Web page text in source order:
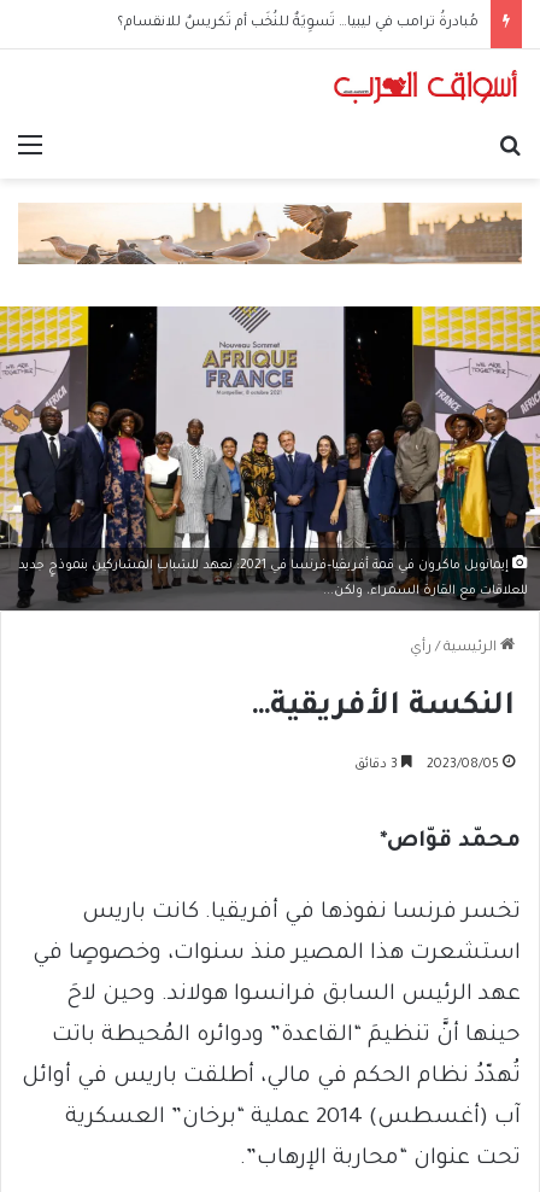
مُبادرةُ ترامب في ليبيا… تَسوِيَةٌ للنُخَب أم تَكريسٌ للانقسام؟
إيمانويل ماكرون في قمة أفريقيا–فرنسا في 2021: تعهد للشباب المشاركين بنموذجٍ جديد
للعلاقات مع القارة السمراء، ولكن...
الرئيسية / رأي
النكسة الأفريقية…
2023/08/05
محمّد قوّاص*
تخسر فرنسا نفوذها في أفريقيا. كانت باريس
استشعرت هذا المصير منذ سنوات، وخصوصٍا في
عهد الرئيس السابق فرانسوا هولاند. وحين لاحَ
حينها أنَّ تنظيمَ “القاعدة” ودوائره المُحيطة باتت
تُهدّدُ نظام الحكم في مالي، أطلقت باريس في أوائل
آب (أغسطس) 2014 عملية “برخان” العسكرية
تحت عنوان “محاربة الإرهاب”.